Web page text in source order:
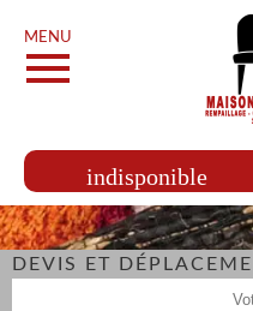
MENU
indisponible
DEVIS ET